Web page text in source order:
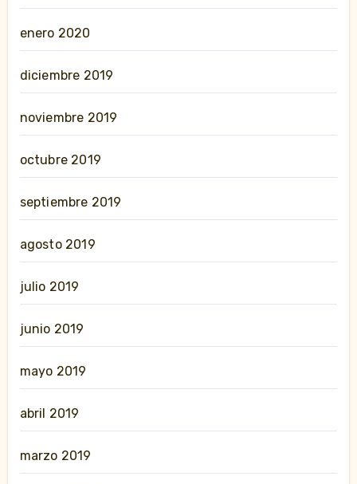
enero 2020
diciembre 2019
noviembre 2019
octubre 2019
septiembre 2019
agosto 2019
julio 2019
junio 2019
mayo 2019
abril 2019
marzo 2019